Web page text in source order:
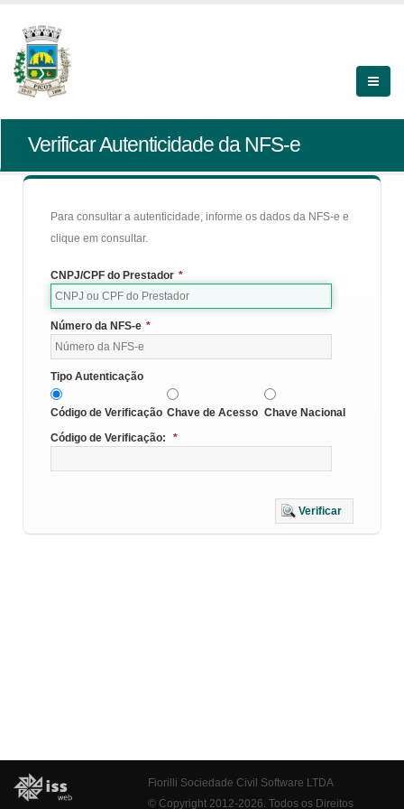
Verificar Autenticidade da NFS-e
Para consultar a autenticidade, informe os dados da NFS-e e
clique em consultar.
CNPJ/CPF do Prestador *
Número da NFS-e *
Tipo Autenticação
Código de Verificação Chave de Acesso Chave Nacional
Código de Verificação:
*
Verificar
Fiorilli Sociedade Civil Software LTDA
© Copyright 2012-2026. Todos os Direitos